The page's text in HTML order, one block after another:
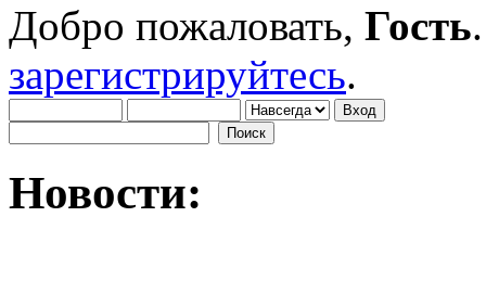
Добро пожаловать, Гость
зарегистрируйтесь.
Новости: